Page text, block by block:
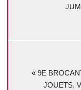
« 9E
JOUETS,